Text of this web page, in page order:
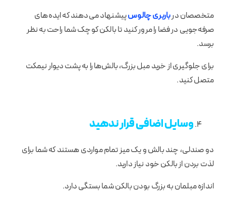
متخصصان درباربری چالوسپیشنهاد می‌دهند که ایده‌های
صرفه‌جویی در فضا را مرور کنید تا بالکن کوچک شما راحت به نظر
برسد.
برای جلوگیری از خرید مبل بزرگ، بالش‌ها را به پشت دیوار نیمکت
متصل کنید.
وسایل اضافی قرار ندهید
دو صندلی، چند بالش و یک میز تمام مواردی هستند که شما برای
لذت بردن از بالکن خود نیاز دارید.
اندازه مبلمان به بزرگ بودن بالکن شما بستگی دارد.